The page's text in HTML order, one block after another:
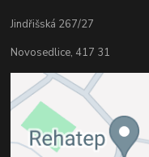
Jindřišská 267/27
Novosedlice, 417 31